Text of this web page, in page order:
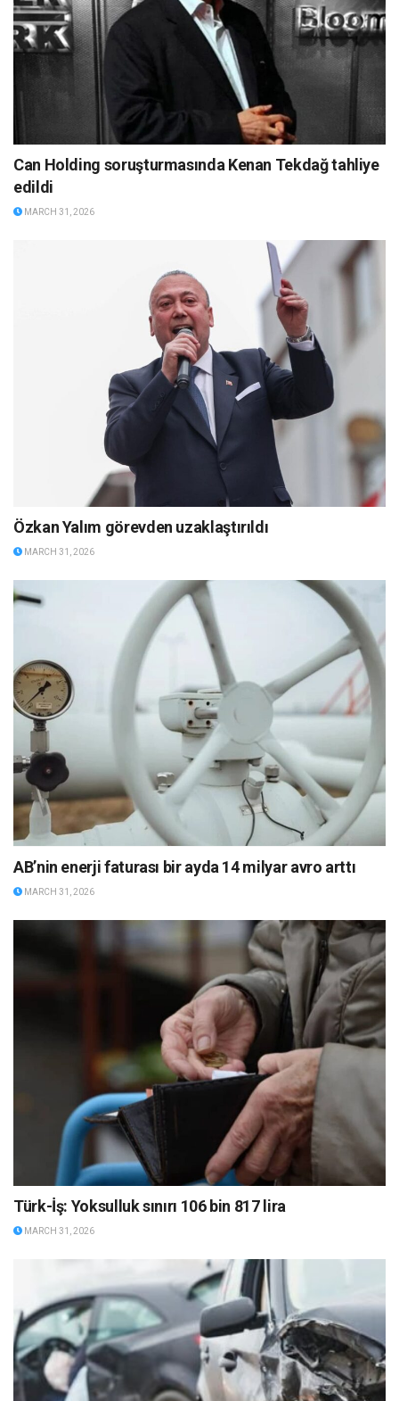
Can Holding soruşturmasında Kenan Tekdağ tahliye
edildi
MARCH 31, 2026
Özkan Yalım görevden uzaklaştırıldı
MARCH 31, 2026
AB’nin enerji faturası bir ayda 14 milyar avro arttı
MARCH 31, 2026
Türk-İş: Yoksulluk sınırı 106 bin 817 lira
MARCH 31, 2026